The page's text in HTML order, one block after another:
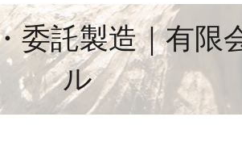
委託製造｜有限
ル